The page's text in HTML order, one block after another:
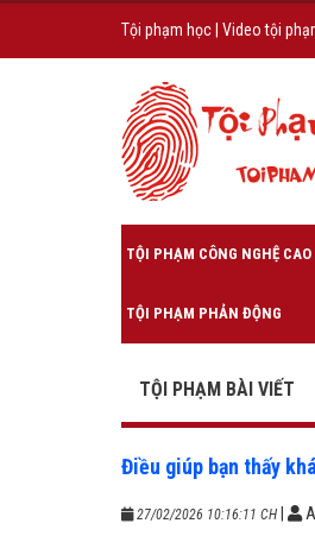
Tội phạm học Video tội
TỘI PHẠM CÔNG NGHỆ CAO
TỘI PHẠM PHẢN ĐỘNG
TỘI PHẠM BÀI VIẾT
Điều giúp bạn thấy
27/02/2026 10:16:11 CH